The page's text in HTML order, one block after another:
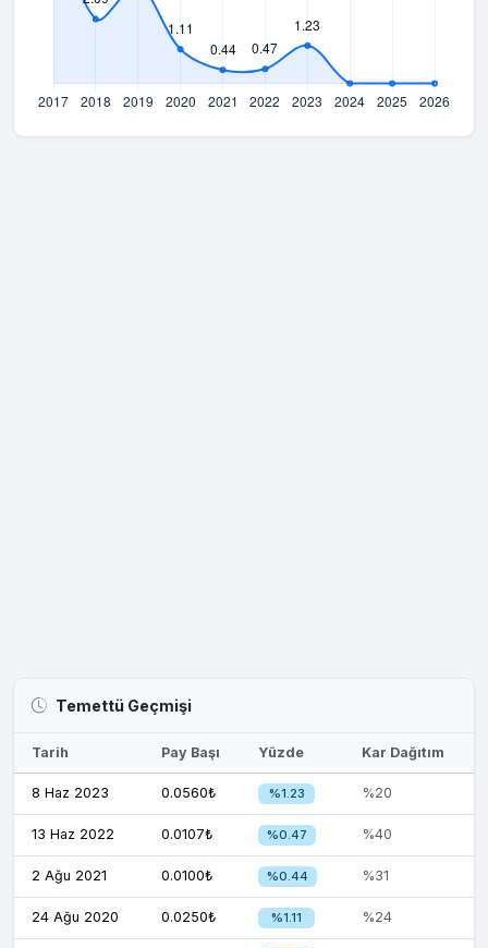
Temettü Geçmişi
Tarih Pay Başı Yüzde Kar Dağıtım
8 Haz 2023 0.0560₺ %1.23 %20
13 Haz 2022 0.0107₺ %0.47 %40
2 Ağu 2021 0.0100₺ %0.44 %31
24 Ağu 2020 0.0250₺ %1.11 %24